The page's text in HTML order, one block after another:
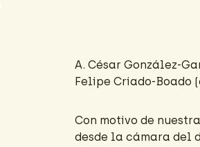
A. César González-
Felipe Criado-Boado
Con motivo de
desde la cámara del